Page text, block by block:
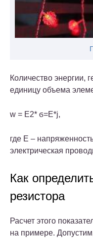
Количество энергии,
единицу объема
w = E2* ϭ=E*j,
где Е –
электрическая
Как
резистора
Расчет этого
на примере.